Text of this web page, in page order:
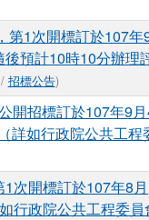
第1次開標訂於107年
預計10時10分辦理
招標公告)
開招標訂於107年9
詳如行政院公共工程
次開標訂於107年8月
行政院公共工程委員